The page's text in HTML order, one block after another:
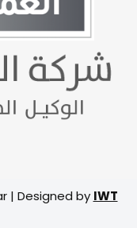
| Designed by IWT